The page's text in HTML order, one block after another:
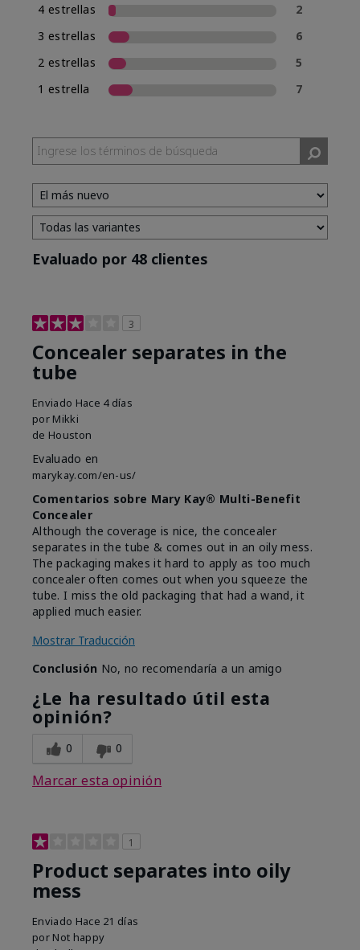
4 estrellas
2
3 estrellas
6
2 estrellas
5
1 estrella
7
Evaluado por 48 clientes
3
Concealer separates in the
tube
Enviado Hace 4 días
por Mikki
de Houston
Evaluado en
marykay.com/en-us/
Comentarios sobre Mary Kay® Multi-Benefit
Concealer
Although the coverage is nice, the concealer
separates in the tube & comes out in an oily mess.
The packaging makes it hard to apply as too much
concealer often comes out when you squeeze the
tube. I miss the old packaging that had a wand, it
applied much easier.
Mostrar Traducción
Conclusión No, no recomendaría a un amigo
¿Le ha resultado útil esta
opinión?
0 0
Marcar esta opinión
1
Product separates into oily
mess
Enviado Hace 21 días
por Not happy